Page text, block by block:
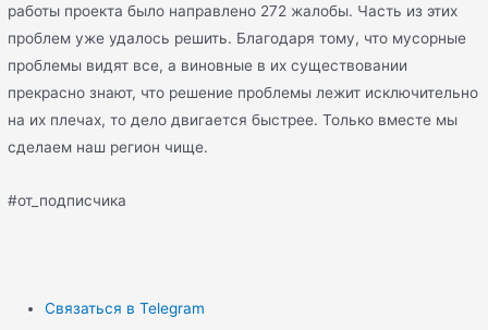
работы проекта было направлено 272 жалобы. Часть из этих
проблем уже удалось решить. Благодаря тому, что мусорные
проблемы видят все, а виновные в их существовании
прекрасно знают, что решение проблемы лежит исключительно
на их плечах, то дело двигается быстрее. Только вместе мы
сделаем наш регион чище.
#от_подписчика
Связаться в Telegram